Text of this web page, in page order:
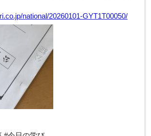
national/20260101-GYT1T00050/